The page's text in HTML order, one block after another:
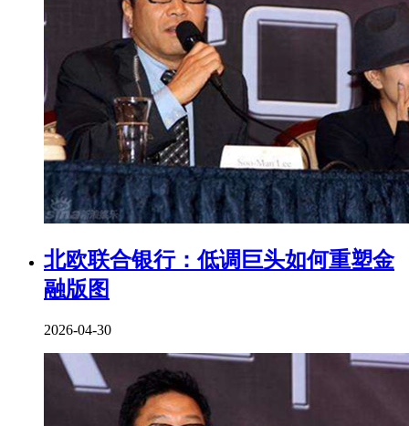
北欧联合银行：低调巨头如何重塑金
融版图
2026-04-30